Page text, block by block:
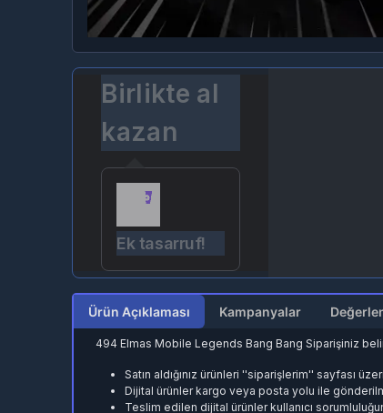
Birlikte al
kazan
Ek tasarruf!
Ürün Açıklaması Kampanyalar
494 Elmas Mobile Legends Bang Bang Siparişiniz
Satın aldığınız ürünleri ''siparişlerim'' sayfası
Dijital ürünler kargo veya posta yolu ile
Teslim edilen dijital ürünler kullanıcı